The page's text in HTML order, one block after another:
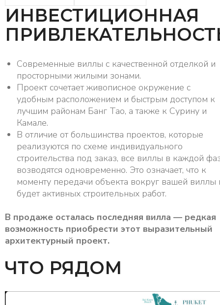
ИНВЕСТИЦИОННАЯ
Современные виллы с качественной отделкой и
просторными жилыми зонами.
Проект сочетает живописное окружение с
удобным расположением и быстрым доступом к
лучшим районам Банг Тао, а также к Сурину и
Камале.
В отличие от большинства проектов, которые
реализуются по схеме индивидуального
строительства под заказ, все виллы в каждой
возводятся одновременно. Это означает, что к
моменту передачи объекта вокруг вашей виллы
будет активных строительных работ.
В продаже осталась последняя вилла — редкая
возможность приобрести этот выразительный
архитектурный проект.
ЧТО РЯДОМ